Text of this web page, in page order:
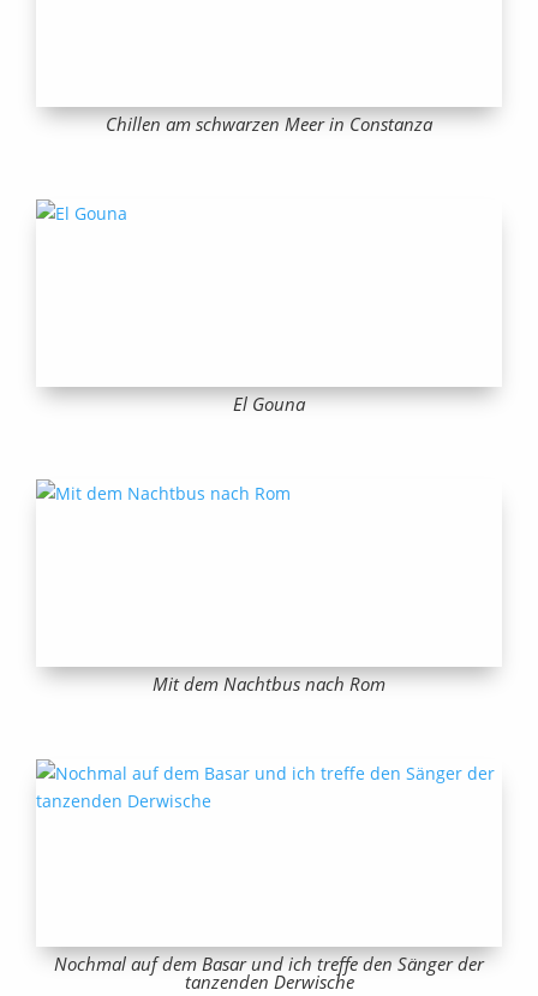
Chillen am schwarzen Meer in Constanza
El Gouna
Mit dem Nachtbus nach Rom
Nochmal auf dem Basar und ich treffe den Sänger der
tanzenden Derwische